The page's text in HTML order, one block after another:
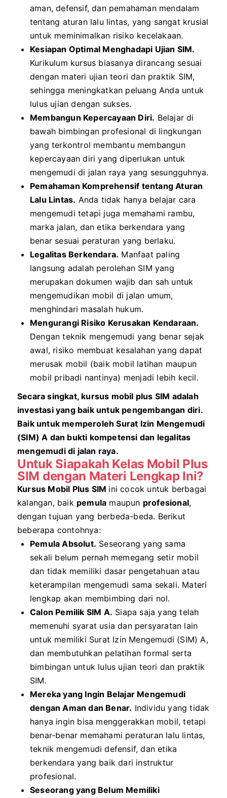
aman, defensif, dan pemahaman mendalam
tentang aturan lalu lintas, yang sangat krusial
untuk meminimalkan risiko kecelakaan.
Kesiapan Optimal Menghadapi Ujian SIM.
Kurikulum kursus biasanya dirancang sesuai
dengan materi ujian teori dan praktik SIM,
sehingga meningkatkan peluang Anda untuk
lulus ujian dengan sukses.
Membangun Kepercayaan Diri. Belajar di
bawah bimbingan profesional di lingkungan
yang terkontrol membantu membangun
kepercayaan diri yang diperlukan untuk
mengemudi di jalan raya yang sesungguhnya.
Pemahaman Komprehensif tentang Aturan
Lalu Lintas. Anda tidak hanya belajar cara
mengemudi tetapi juga memahami rambu,
marka jalan, dan etika berkendara yang
benar sesuai peraturan yang berlaku.
Legalitas Berkendara. Manfaat paling
langsung adalah perolehan SIM yang
merupakan dokumen wajib dan sah untuk
mengemudikan mobil di jalan umum,
menghindari masalah hukum.
Mengurangi Risiko Kerusakan Kendaraan.
Dengan teknik mengemudi yang benar sejak
awal, risiko membuat kesalahan yang dapat
merusak mobil (baik mobil latihan maupun
mobil pribadi nantinya) menjadi lebih kecil.
Secara singkat, kursus mobil plus SIM adalah
investasi yang baik untuk pengembangan diri.
Baik untuk memperoleh Surat Izin Mengemudi
(SIM) A dan bukti kompetensi dan legalitas
mengemudi di jalan raya.
Untuk Siapakah Kelas Mobil Plus
SIM dengan Materi Lengkap Ini?
Kursus Mobil Plus SIM ini cocok untuk berbagai
kalangan, baik pemula maupun profesional,
dengan tujuan yang berbeda-beda. Berikut
beberapa contohnya:
Pemula Absolut. Seseorang yang sama
sekali belum pernah memegang setir mobil
dan tidak memiliki dasar pengetahuan atau
keterampilan mengemudi sama sekali. Materi
lengkap akan membimbing dari nol.
Calon Pemilik SIM A. Siapa saja yang telah
memenuhi syarat usia dan persyaratan lain
untuk memiliki Surat Izin Mengemudi (SIM) A,
dan membutuhkan pelatihan formal serta
bimbingan untuk lulus ujian teori dan praktik
SIM.
Mereka yang Ingin Belajar Mengemudi
dengan Aman dan Benar. Individu yang tidak
hanya ingin bisa menggerakkan mobil, tetapi
benar-benar memahami peraturan lalu lintas,
teknik mengemudi defensif, dan etika
berkendara yang baik dari instruktur
profesional.
Seseorang yang Belum Memiliki